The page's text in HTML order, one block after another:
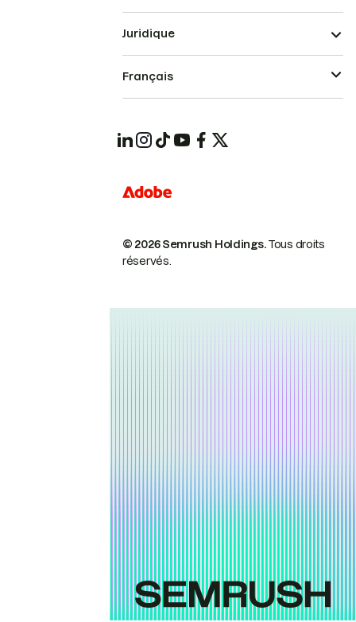
© 2026 Semrush Holdings.Tous droits
réservés.
Juridique
Français